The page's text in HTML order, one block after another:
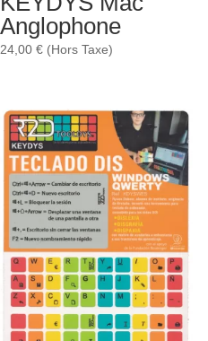
Anglophone
24,00 € (Hors Taxe)